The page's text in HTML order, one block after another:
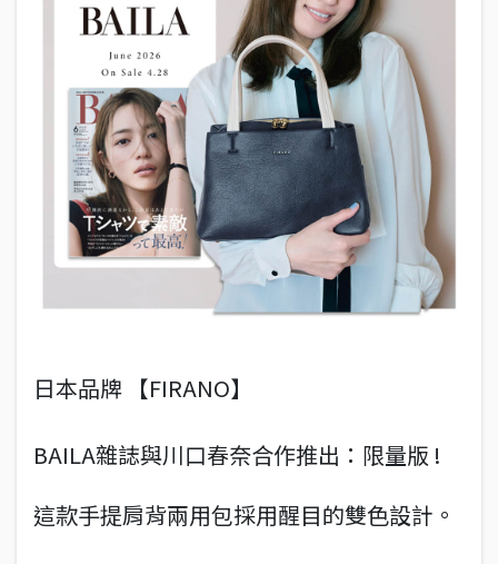
日本品牌 【FIRANO】
BAILA雜誌與川口春奈合作推出：限量版 !
這款手提肩背兩用包採用醒目的雙色設計。